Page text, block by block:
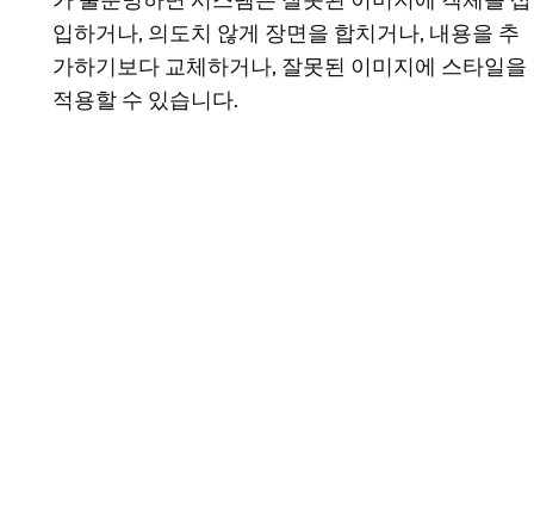
입하거나, 의도치 않게 장면을 합치거나, 내용을 추
가하기보다 교체하거나, 잘못된 이미지에 스타일을
적용할 수 있습니다.